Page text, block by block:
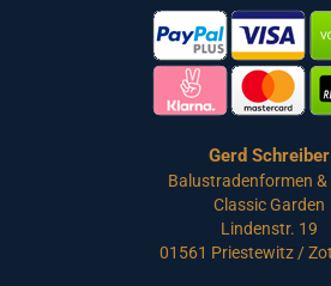
Gerd Schreiber
Balustradenformen &
Classic Garden
Lindenstr. 19
01561 Priestewitz /